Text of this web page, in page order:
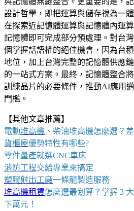
設計哲學，即把運算與儲存視為一
在探索近記憶體運算與記憶體內運
記憶體即可完成部分預處理。對台
個掌握話語權的絕佳機會，因為台
地位，加上台灣完整的記憶體供應
的一站式方案。最終，記憶體整合
訓練晶片的必要條件，推動AI應用
門檻。
【其他文章推薦】
電動堆高機 、柴油堆高機怎麼選？
貨櫃屋優勢特性有哪些?
零件量產就選CNC車床
消防工程交給專業來搞定
塑膠射出工廠一條龍製造服務
堆高機租賃怎麼選最划算？掌握 3
下萬元！